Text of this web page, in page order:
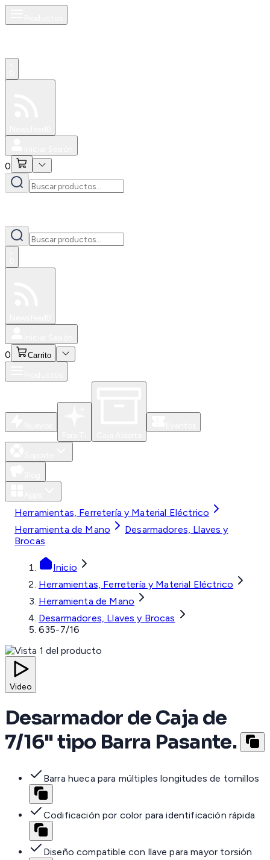
0
0 Carrito
Herramientas, Ferretería y Material Eléctrico
Herramienta de Mano
Desarmadores, Llaves y
Brocas
Inicio
Herramientas, Ferretería y Material Eléctrico
Herramienta de Mano
Desarmadores, Llaves y Brocas
635-7/16
Video
Desarmador de Caja de
7/16" tipo Barra Pasante.
Barra hueca para múltiples longitudes de tornillos
Codificación por color para identificación rápida
Diseño compatible con llave para mayor torsión